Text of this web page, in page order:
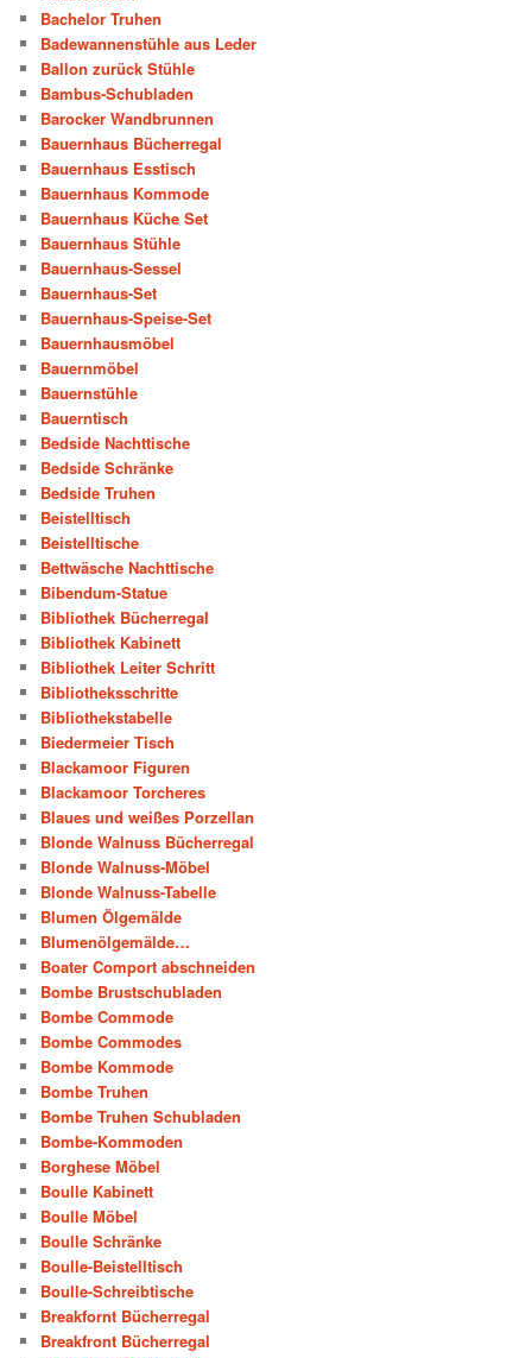
Bachelor Truhen
Badewannenstühle aus Leder
Ballon zurück Stühle
Bambus-Schubladen
Barocker Wandbrunnen
Bauernhaus Bücherregal
Bauernhaus Esstisch
Bauernhaus Kommode
Bauernhaus Küche Set
Bauernhaus Stühle
Bauernhaus-Sessel
Bauernhaus-Set
Bauernhaus-Speise-Set
Bauernhausmöbel
Bauernmöbel
Bauernstühle
Bauerntisch
Bedside Nachttische
Bedside Schränke
Bedside Truhen
Beistelltisch
Beistelltische
Bettwäsche Nachttische
Bibendum-Statue
Bibliothek Bücherregal
Bibliothek Kabinett
Bibliothek Leiter Schritt
Bibliotheksschritte
Bibliothekstabelle
Biedermeier Tisch
Blackamoor Figuren
Blackamoor Torcheres
Blaues und weißes Porzellan
Blonde Walnuss Bücherregal
Blonde Walnuss-Möbel
Blonde Walnuss-Tabelle
Blumen Ölgemälde
Blumenölgemälde…
Boater Comport abschneiden
Bombe Brustschubladen
Bombe Commode
Bombe Commodes
Bombe Kommode
Bombe Truhen
Bombe Truhen Schubladen
Bombe-Kommoden
Borghese Möbel
Boulle Kabinett
Boulle Möbel
Boulle Schränke
Boulle-Beistelltisch
Boulle-Schreibtische
Breakfornt Bücherregal
Breakfront Bücherregal